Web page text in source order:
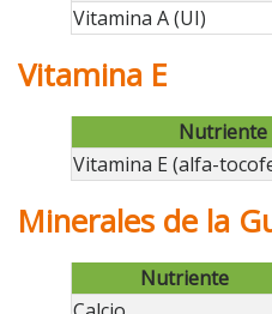
Vitamina A (UI)
Vitamina E
Nutriente
Vitamina E (alfa-
Minerales de la
Nutriente